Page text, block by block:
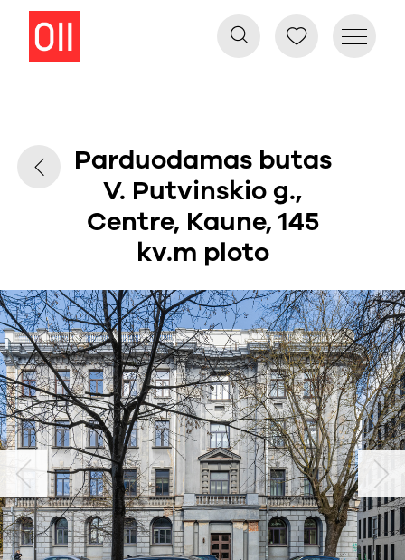
Parduodamas butas
V. Putvinskio g.,
Centre, Kaune, 145
kv.m ploto